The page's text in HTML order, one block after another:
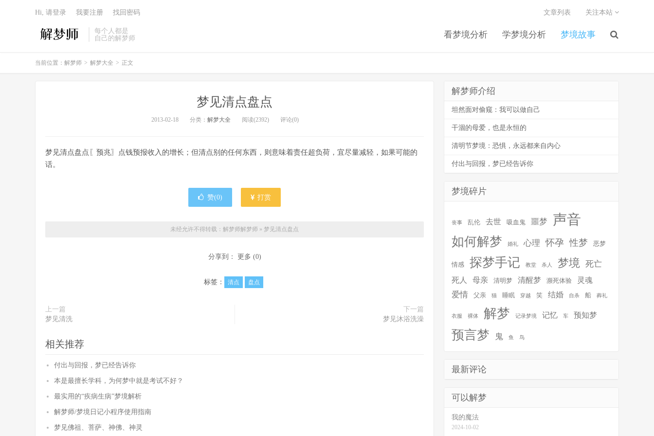
每个人都是
自己的解梦师
看梦境分析 学梦境分析 梦境故事
文章列表 关注本站
Hi, 请登录 我要注册 找回密码
当前位置： 解梦师 > 解梦大全 > 正文
梦见清点盘点
2013-02-18 分类： 解梦大全 阅读(2392) 评论(0)
梦见清点盘点〖预兆〗点钱预报收入的增长；但清点别的任何东西，则意味着责任超负荷，宜尽量减轻，如果可能的
话。
赞(0) 打赏
未经允许不得转载：解梦师解梦师 » 梦见清点盘点
分享到： 更多 (0)
标签： 清点 盘点
上一篇
梦见清洗
下一篇
梦见沐浴洗澡
相关推荐
付出与回报，梦已经告诉你
本是最擅长学科，为何梦中就是考试不好？
最实用的“疾病生病”梦境解析
解梦师/梦境日记小程序使用指南
梦见佛祖、菩萨、神佛、神灵
解梦师介绍
坦然面对偷窥：我可以做自己
干涸的母爱，也是永恒的
清明节梦境：恐惧，永远都来自内心
付出与回报，梦已经告诉你
梦境碎片
丧事 乱伦 去世 吸血鬼 噩梦 声音
如何解梦 婚礼 心理 怀孕 性梦 恶梦
情感 探梦手记 教堂 杀人 梦境 死亡
死人 母亲 清明梦 清醒梦 濒死体验 灵魂
爱情 父亲 猫 睡眠 穿越 笑 结婚 自杀 船 葬礼
衣服 裸体 解梦 记录梦境 记忆 车 预知梦
预言梦 鬼 鱼 鸟
最新评论
可以解梦
我的魔法
2024-10-02